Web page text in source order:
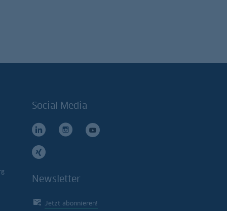
Social Media
Newsletter
Jetzt abonnieren!